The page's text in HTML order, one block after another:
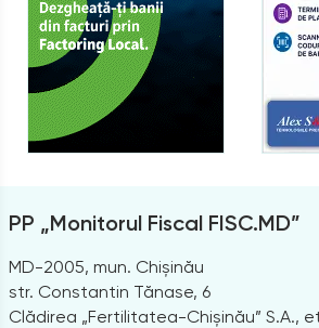
PP „Monitorul Fiscal FISC.MD”
MD-2005, mun. Chișinău
str. Constantin Tănase, 6
Clădirea „Fertilitatea-Chișinău” S.A.,